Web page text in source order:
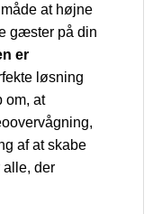
at højne
gæster på din
er
løsning
om, at
af at skabe
alle, der